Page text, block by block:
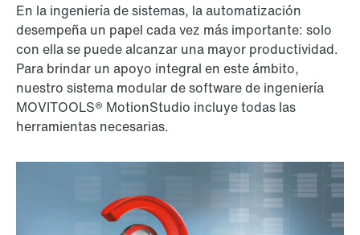
En la ingeniería de sistemas, la automatización
desempeña un papel cada vez más importante: solo
con ella se puede alcanzar una mayor productividad.
Para brindar un apoyo integral en este ámbito,
nuestro sistema modular de software de ingeniería
MOVITOOLS® MotionStudio incluye todas las
herramientas necesarias.